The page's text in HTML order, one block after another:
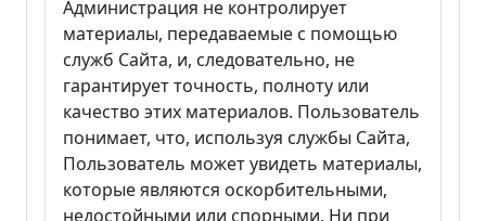
Администрация не контролирует
материалы, передаваемые с помощью
служб Сайта, и, следовательно, не
гарантирует точность, полноту или
качество этих материалов. Пользователь
понимает, что, используя службы Сайта,
Пользователь может увидеть материалы,
которые являются оскорбительными,
недостойными или спорными. Ни при